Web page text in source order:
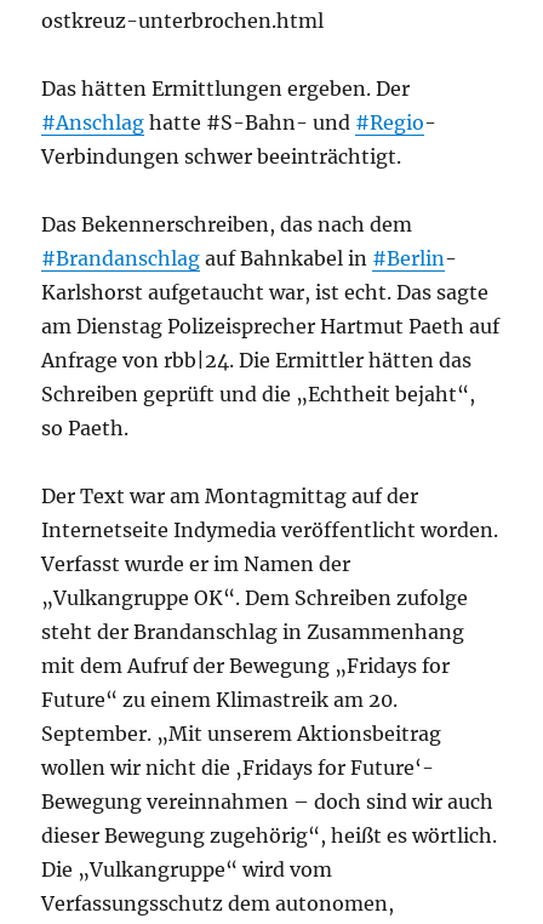
ostkreuz-unterbrochen.html
Das hätten Ermittlungen ergeben. Der
#Anschlag hatte #S-Bahn- und #Regio-
Verbindungen schwer beeinträchtigt.
Das Bekennerschreiben, das nach dem
#Brandanschlag auf Bahnkabel in #Berlin-
Karlshorst aufgetaucht war, ist echt. Das sagte
am Dienstag Polizeisprecher Hartmut Paeth auf
Anfrage von rbb|24. Die Ermittler hätten das
Schreiben geprüft und die „Echtheit bejaht“,
so Paeth.
Der Text war am Montagmittag auf der
Internetseite Indymedia veröffentlicht worden.
Verfasst wurde er im Namen der
„Vulkangruppe OK“. Dem Schreiben zufolge
steht der Brandanschlag in Zusammenhang
mit dem Aufruf der Bewegung „Fridays for
Future“ zu einem Klimastreik am 20.
September. „Mit unserem Aktionsbeitrag
wollen wir nicht die ‚Fridays for Future‘-
Bewegung vereinnahmen – doch sind wir auch
dieser Bewegung zugehörig“, heißt es wörtlich.
Die „Vulkangruppe“ wird vom
Verfassungsschutz dem autonomen,